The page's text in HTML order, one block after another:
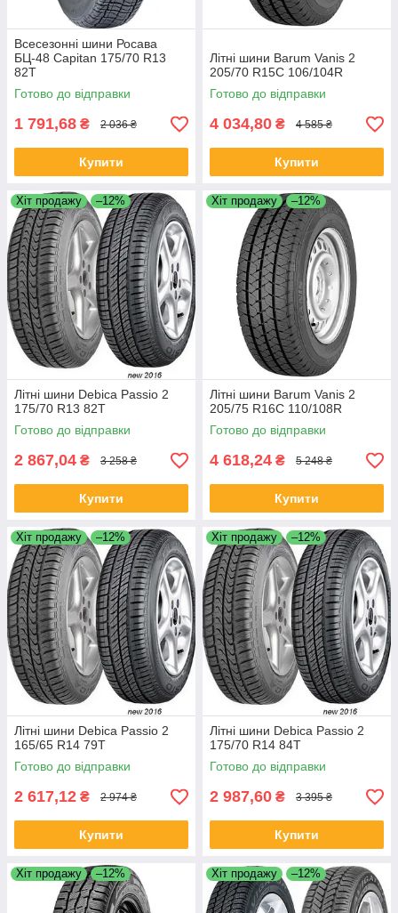
Всесезонні шини Росава
БЦ-48 Capitan 175/70 R13
82T
Готово до відправки
1 791,68 ₴ 2 036 ₴
Купити
Літні шини Barum Vanis 2
205/70 R15C 106/104R
Готово до відправки
4 034,80 ₴ 4 585 ₴
Купити
Хіт продажу –12%
Літні шини Debica Passio 2
175/70 R13 82T
Готово до відправки
2 867,04 ₴ 3 258 ₴
Купити
Хіт продажу –12%
Літні шини Barum Vanis 2
205/75 R16C 110/108R
Готово до відправки
4 618,24 ₴ 5 248 ₴
Купити
Хіт продажу –12%
Літні шини Debica Passio 2
165/65 R14 79T
Готово до відправки
2 617,12 ₴ 2 974 ₴
Купити
Хіт продажу –12%
Літні шини Debica Passio 2
175/70 R14 84T
Готово до відправки
2 987,60 ₴ 3 395 ₴
Купити
Хіт продажу –12% Хіт продажу –12%